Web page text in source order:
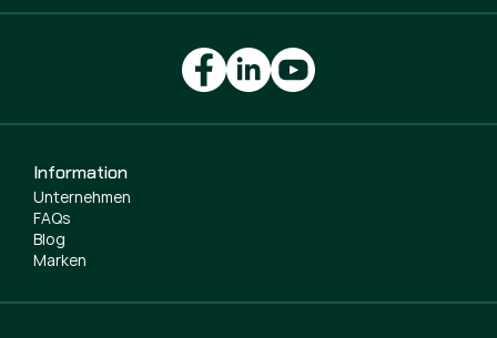
Information
Unternehmen
FAQs
Blog
Marken